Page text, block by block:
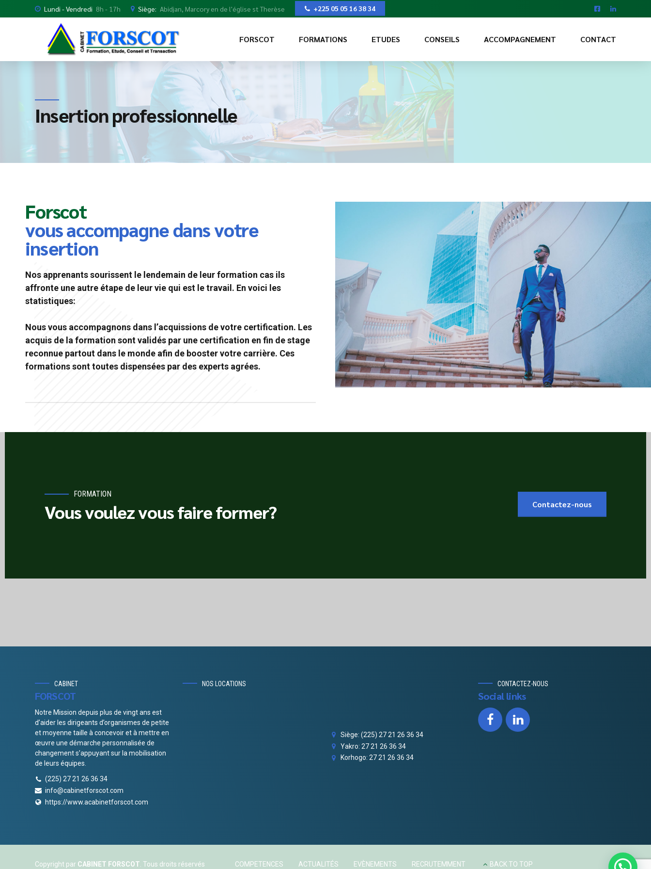
Lundi - Vendredi 8h - 17h Siège: Abidjan, Marcory en de l'église st Therèse +225 05 05 16 38 34
FORSCOT FORMATIONS ETUDES CONSEILS ACCOMPAGNEMENT CONTACT
Insertion professionnelle
Forscot
vous accompagne dans votre
insertion
Nos apprenants sourissent le lendemain de leur formation cas ils
affronte une autre étape de leur vie qui est le travail. En voici les
statistiques:
Nous vous accompagnons dans l’acquissions de votre certification. Les
acquis de la formation sont validés par une certification en fin de stage
reconnue partout dans le monde afin de booster votre carrière. Ces
formations sont toutes dispensées par des experts agrées.
FORMATION
Vous voulez vous faire former? Contactez-nous
CABINET
FORSCOT
Notre Mission depuis plus de vingt ans est
d’aider les dirigeants d’organismes de petite
et moyenne taille à concevoir et à mettre en
œuvre une démarche personnalisée de
changement s’appuyant sur la mobilisation
de leurs équipes.
(225) 27 21 26 36 34
info@cabinetforscot.com
https://www.acabinetforscot.com
NOS LOCATIONS
Siège: (225) 27 21 26 36 34
Yakro: 27 21 26 36 34
Korhogo: 27 21 26 36 34
CONTACTEZ-NOUS
Social links
Copyright par CABINET FORSCOT . Tous droits réservés COMPETENCES ACTUALITÉS EVÈNEMENTS RECRUTEMMENT BACK TO TOP